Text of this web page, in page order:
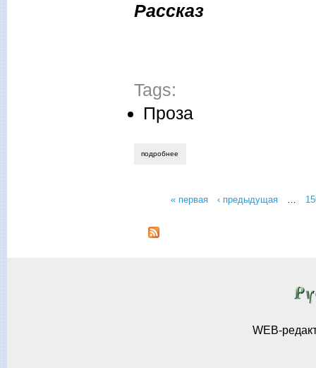
Рассказ
Tags:
Проза
подробнее
« первая ‹ предыдущая
WEB-